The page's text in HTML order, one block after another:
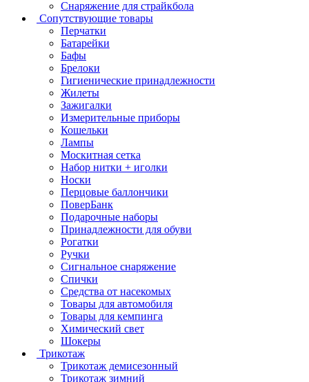
Снаряжение для страйкбола
Сопутствующие товары
Перчатки
Батарейки
Бафы
Брелоки
Гигиенические принадлежности
Жилеты
Зажигалки
Измерительные приборы
Кошельки
Лампы
Москитная сетка
Набор нитки + иголки
Носки
Перцовые баллончики
ПоверБанк
Подарочные наборы
Принадлежности для обуви
Рогатки
Ручки
Сигнальное снаряжение
Спички
Средства от насекомых
Товары для автомобиля
Товары для кемпинга
Химический свет
Шокеры
Трикотаж
Трикотаж демисезонный
Трикотаж зимний